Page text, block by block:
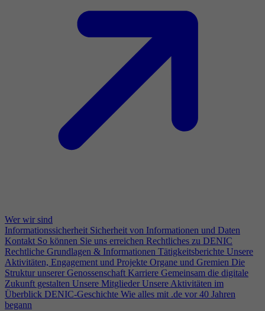
Wer wir sind
Informationssicherheit Sicherheit von Informationen und Daten
Kontakt So können Sie uns erreichen Rechtliches zu DENIC
Rechtliche Grundlagen & Informationen Tätigkeitsberichte Unsere
Aktivitäten, Engagement und Projekte Organe und Gremien Die
Struktur unserer Genossenschaft Karriere Gemeinsam die digitale
Zukunft gestalten Unsere Mitglieder Unsere Aktivitäten im
Überblick DENIC-Geschichte Wie alles mit .de vor 40 Jahren
begann